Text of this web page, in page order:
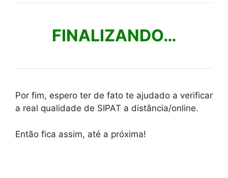
FINALIZANDO…
Por fim, espero ter de fato te ajudado a verificar
a real qualidade de SIPAT a distância/online.
Então fica assim, até a próxima!